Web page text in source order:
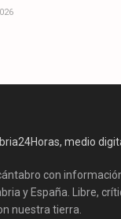
con
y España. Libre,
nuestra tierra.